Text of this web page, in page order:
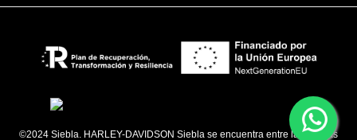
©2024 Siebla. HARLEY-DAVIDSON Siebla se encuentra entre las marcas